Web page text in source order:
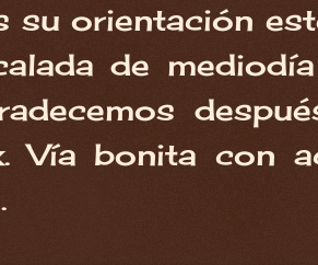
su orientación
de
Vía bonita con